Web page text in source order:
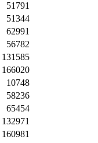
51791
51344
62991
56782
131585
166020
10748
58236
65454
132971
160981